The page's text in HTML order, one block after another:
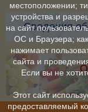
Сведения об
местоположении;
устройства и
на сайт
ОС и Браузера;
нажимает
сайта и
Если вы не
Этот сайт
предоставляемый